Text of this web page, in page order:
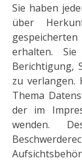
Sie haben
über
erhalten.
Berichtigung,
zu verlangen.
Thema
der im
wenden.